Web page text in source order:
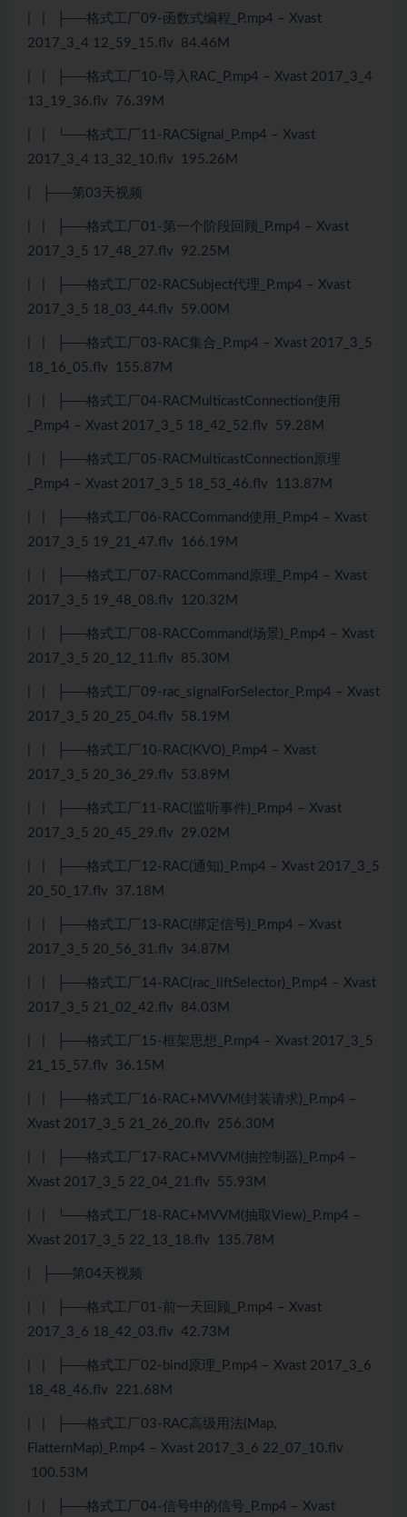
| | ├──格式工厂09-函数式编程_P.mp4 – Xvast
2017_3_4 12_59_15.flv 84.46M
| | ├──格式工厂10-导入RAC_P.mp4 – Xvast 2017_3_4
13_19_36.flv 76.39M
| | └──格式工厂11-RACSignal_P.mp4 – Xvast
2017_3_4 13_32_10.flv 195.26M
| ├──第03天视频
| | ├──格式工厂01-第一个阶段回顾_P.mp4 – Xvast
2017_3_5 17_48_27.flv 92.25M
| | ├──格式工厂02-RACSubject代理_P.mp4 – Xvast
2017_3_5 18_03_44.flv 59.00M
| | ├──格式工厂03-RAC集合_P.mp4 – Xvast 2017_3_5
18_16_05.flv 155.87M
| | ├──格式工厂04-RACMulticastConnection使用
_P.mp4 – Xvast 2017_3_5 18_42_52.flv 59.28M
| | ├──格式工厂05-RACMulticastConnection原理
_P.mp4 – Xvast 2017_3_5 18_53_46.flv 113.87M
| | ├──格式工厂06-RACCommand使用_P.mp4 – Xvast
2017_3_5 19_21_47.flv 166.19M
| | ├──格式工厂07-RACCommand原理_P.mp4 – Xvast
2017_3_5 19_48_08.flv 120.32M
| | ├──格式工厂08-RACCommand(场景)_P.mp4 – Xvast
2017_3_5 20_12_11.flv 85.30M
| | ├──格式工厂09-rac_signalForSelector_P.mp4 – Xvast
2017_3_5 20_25_04.flv 58.19M
| | ├──格式工厂10-RAC(KVO)_P.mp4 – Xvast
2017_3_5 20_36_29.flv 53.89M
| | ├──格式工厂11-RAC(监听事件)_P.mp4 – Xvast
2017_3_5 20_45_29.flv 29.02M
| | ├──格式工厂12-RAC(通知)_P.mp4 – Xvast 2017_3_5
20_50_17.flv 37.18M
| | ├──格式工厂13-RAC(绑定信号)_P.mp4 – Xvast
2017_3_5 20_56_31.flv 34.87M
| | ├──格式工厂14-RAC(rac_liftSelector)_P.mp4 – Xvast
2017_3_5 21_02_42.flv 84.03M
| | ├──格式工厂15-框架思想_P.mp4 – Xvast 2017_3_5
21_15_57.flv 36.15M
| | ├──格式工厂16-RAC+MVVM(封装请求)_P.mp4 –
Xvast 2017_3_5 21_26_20.flv 256.30M
| | ├──格式工厂17-RAC+MVVM(抽控制器)_P.mp4 –
Xvast 2017_3_5 22_04_21.flv 55.93M
| | └──格式工厂18-RAC+MVVM(抽取View)_P.mp4 –
Xvast 2017_3_5 22_13_18.flv 135.78M
| ├──第04天视频
| | ├──格式工厂01-前一天回顾_P.mp4 – Xvast
2017_3_6 18_42_03.flv 42.73M
| | ├──格式工厂02-bind原理_P.mp4 – Xvast 2017_3_6
18_48_46.flv 221.68M
| | ├──格式工厂03-RAC高级用法(Map,
FlatternMap)_P.mp4 – Xvast 2017_3_6 22_07_10.flv
100.53M
| | ├──格式工厂04-信号中的信号_P.mp4 – Xvast